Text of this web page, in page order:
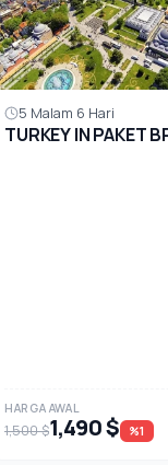
5 Malam 6 Hari
TURKEY IN PAKET
HARGA AWAL
1,500 $1,490 $ %1